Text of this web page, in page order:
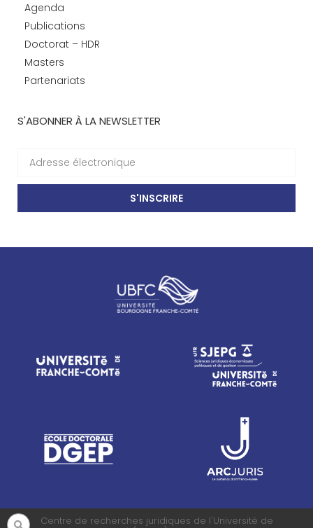
Agenda
Publications
Doctorat – HDR
Masters
Partenariats
S'ABONNER À LA NEWSLETTER
S'INSCRIRE
Centre de recherches juridiques de l'Université de